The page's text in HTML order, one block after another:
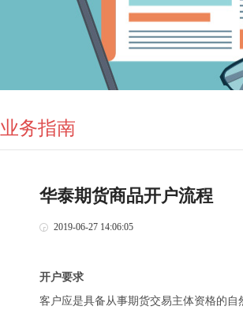
业务指南
华泰期货商品开户流程
2019-06-27 14:06:05
开户要求
客户应是具备从事期货交易主体资格的自